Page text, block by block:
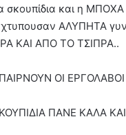
σκουπίδια και η
ΑΛΥΠΗΤΑ
ΚΑΙ ΑΠΟ ΤΟ ΤΣΙΠΡΑ..
ΟΙ
ΠΑΝΕ ΚΑΛΑ